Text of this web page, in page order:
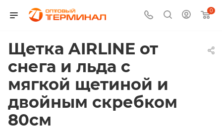
0
Щетка AIRLINE от
снега и льда с
мягкой щетиной и
двойным скребком
80см